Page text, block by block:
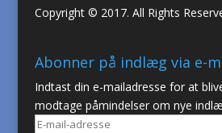
Copyright © 2017. All Rights
Abonner på indlæg via e-
Indtast din e-mailadresse for at
modtage påmindelser om nye
E-